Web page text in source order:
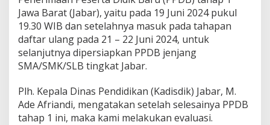
a
b
a
r
,
E
v
a
u
a
Jawa Barat (Jabar), yaitu pada 19 Juni 2024 pukul
19.30 WIB dan setelahnya masuk pada tahapan
daftar ulang pada 21 – 22 Juni 2024, untuk
selanjutnya dipersiapkan PPDB jenjang
SMA/SMK/SLB tingkat Jabar.
Plh. Kepala Dinas Pendidikan (Kadisdik) Jabar, M.
Ade Afriandi, mengatakan setelah selesainya PPDB
tahap 1 ini, maka kami melakukan evaluasi.